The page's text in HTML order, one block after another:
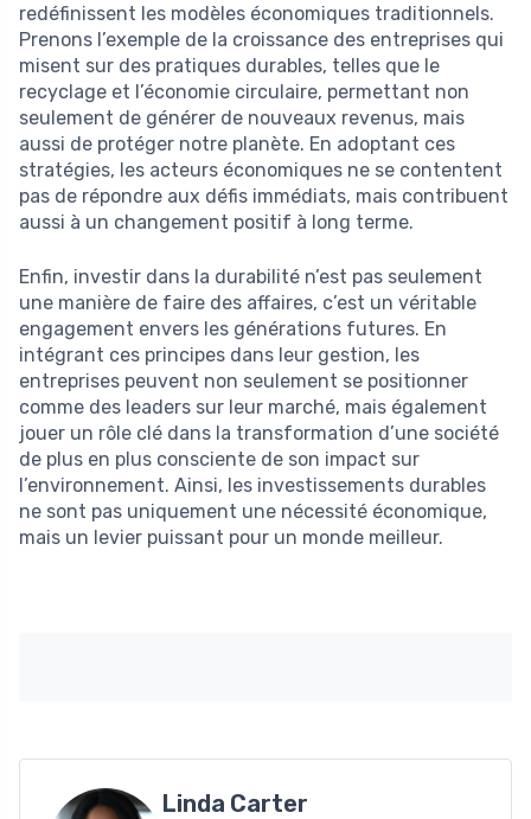
redéfinissent les modèles économiques traditionnels.
Prenons l’exemple de la croissance des entreprises qui
misent sur des pratiques durables, telles que le
recyclage et l’économie circulaire, permettant non
seulement de générer de nouveaux revenus, mais
aussi de protéger notre planète. En adoptant ces
stratégies, les acteurs économiques ne se contentent
pas de répondre aux défis immédiats, mais contribuent
aussi à un changement positif à long terme.
Enfin, investir dans la durabilité n’est pas seulement
une manière de faire des affaires, c’est un véritable
engagement envers les générations futures. En
intégrant ces principes dans leur gestion, les
entreprises peuvent non seulement se positionner
comme des leaders sur leur marché, mais également
jouer un rôle clé dans la transformation d’une société
de plus en plus consciente de son impact sur
l’environnement. Ainsi, les investissements durables
ne sont pas uniquement une nécessité économique,
mais un levier puissant pour un monde meilleur.
Linda Carter